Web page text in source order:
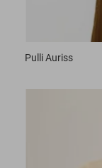
PulliAuriss